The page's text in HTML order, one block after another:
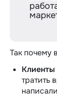
Так почему
Клиенты
тратить